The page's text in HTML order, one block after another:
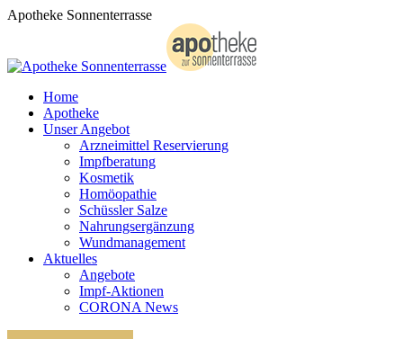
Zum
Apotheke Sonnenterrasse
Home
Apotheke
Unser Angebot
Arzneimittel Reservierung
Impfberatung
Kosmetik
Homöopathie
Schüssler Salze
Nahrungsergänzung
Wundmanagement
Aktuelles
Angebote
Impf-Aktionen
CORONA News